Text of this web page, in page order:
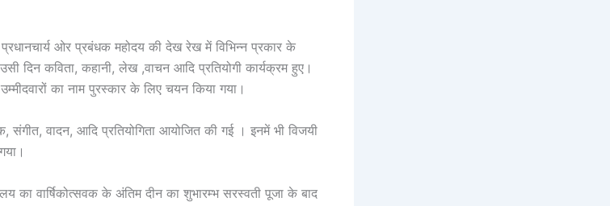
प्रधानचार्य ओर प्रबंधक महोदय की देख रेख में विभिन्न प्रकार के
दिन कविता, कहानी, लेख ,वाचन आदि प्रतियोगी कार्यक्रम हुए।
का नाम पुरस्कार के लिए चयन किया गया।
संगीत, वादन, आदि प्रतियोगिता आयोजित की गई । इनमें भी विजयी
का वार्षिकोत्सवक के अंतिम दीन का शुभारम्भ सरस्वती पूजा के बाद